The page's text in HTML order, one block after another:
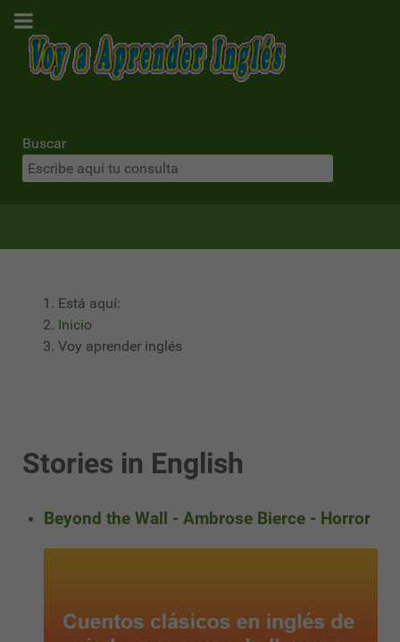
Buscar
Está aquí:
Inicio
Voy aprender inglés
Stories in English
Beyond the Wall - Ambrose Bierce - Horror